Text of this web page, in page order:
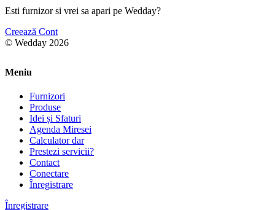
Esti furnizor si vrei sa apari pe Wedday?
Creează Cont
© Wedday 2026
Meniu
Furnizori
Produse
Idei și Sfaturi
Agenda Miresei
Calculator dar
Prestezi servicii?
Contact
Conectare
Înregistrare
Înregistrare